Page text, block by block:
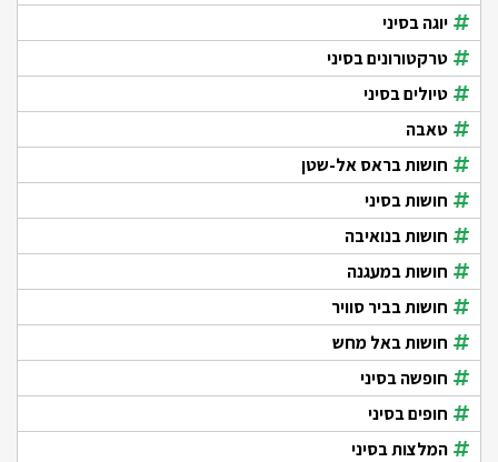
יוגה בסיני
טרקטורונים בסיני
טיולים בסיני
טאבה
חושות בראס אל-שטן
חושות בסיני
חושות בנואיבה
חושות במעגנה
חושות בביר סוויר
חושות באל מחש
חופשה בסיני
חופים בסיני
המלצות בסיני